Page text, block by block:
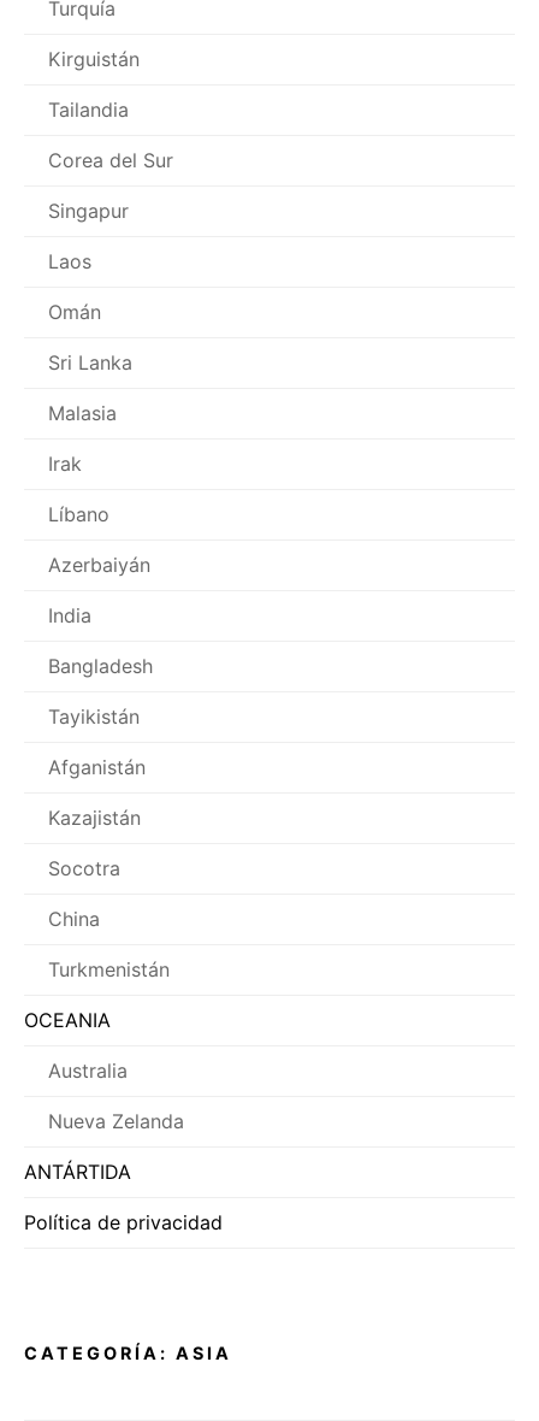
Turquía
Kirguistán
Tailandia
Corea del Sur
Singapur
Laos
Omán
Sri Lanka
Malasia
Irak
Líbano
Azerbaiyán
India
Bangladesh
Tayikistán
Afganistán
Kazajistán
Socotra
China
Turkmenistán
OCEANIA
Australia
Nueva Zelanda
ANTÁRTIDA
Política de privacidad
CATEGORÍA: ASIA